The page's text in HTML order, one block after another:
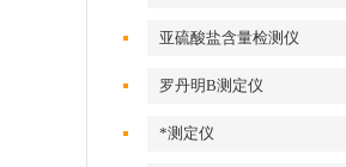
亚硫酸盐含量检测仪
罗丹明B测定仪
*测定仪